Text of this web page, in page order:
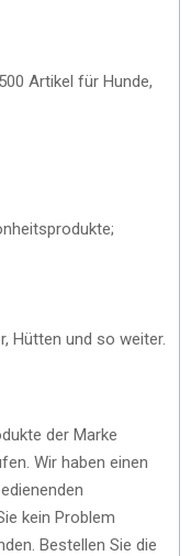
Artikel für Hunde,
Hütten und so weiter.
der Marke
Wir haben einen
kein Problem
Bestellen Sie die